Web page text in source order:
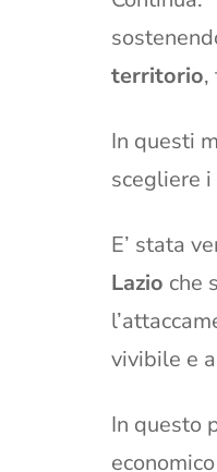
territorio,
In questi
scegliere
E’ stata
Lazio che
vivibile e
In questo